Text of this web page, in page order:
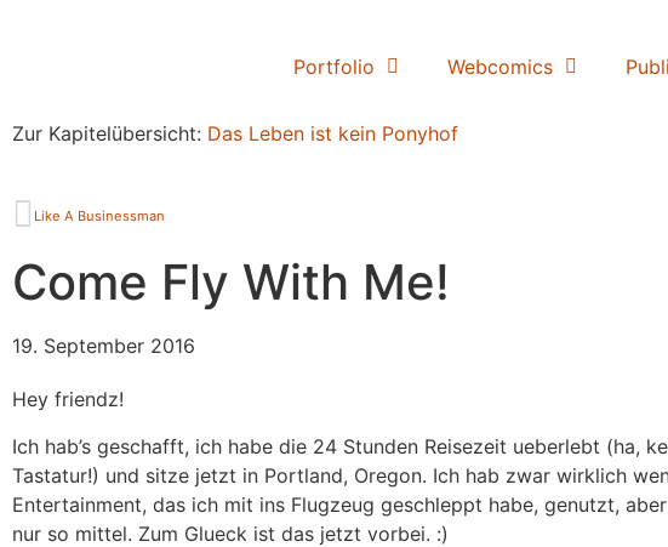
Portfolio Webcomics
Zur Kapitelübersicht: Das Leben ist kein Ponyhof
Like A Businessman
Come Fly With Me!
19. September 2016
Hey friendz!
Ich hab’s geschafft, ich habe die 24 Stunden Reisezeit ueberlebt (ha,
Tastatur!) und sitze jetzt in Portland, Oregon. Ich hab zwar wirklich
Entertainment, das ich mit ins Flugzeug geschleppt habe, genutzt,
nur so mittel. Zum Glueck ist das jetzt vorbei. :)